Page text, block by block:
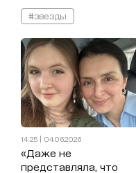
#звезды
14:25 | 04.06.2026
«Даже не
представляла, что